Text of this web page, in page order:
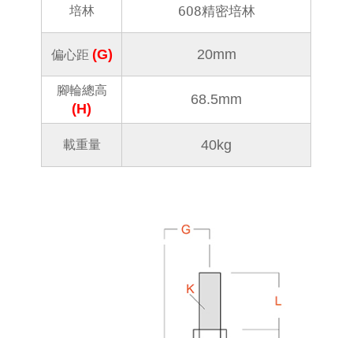
培林 608精密培林
偏心距 (G) 20mm
腳輪總高
(H)
68.5mm
載重量 40kg